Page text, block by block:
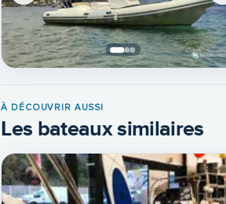
À DÉCOUVRIR AUSSI
Les bateaux similaires